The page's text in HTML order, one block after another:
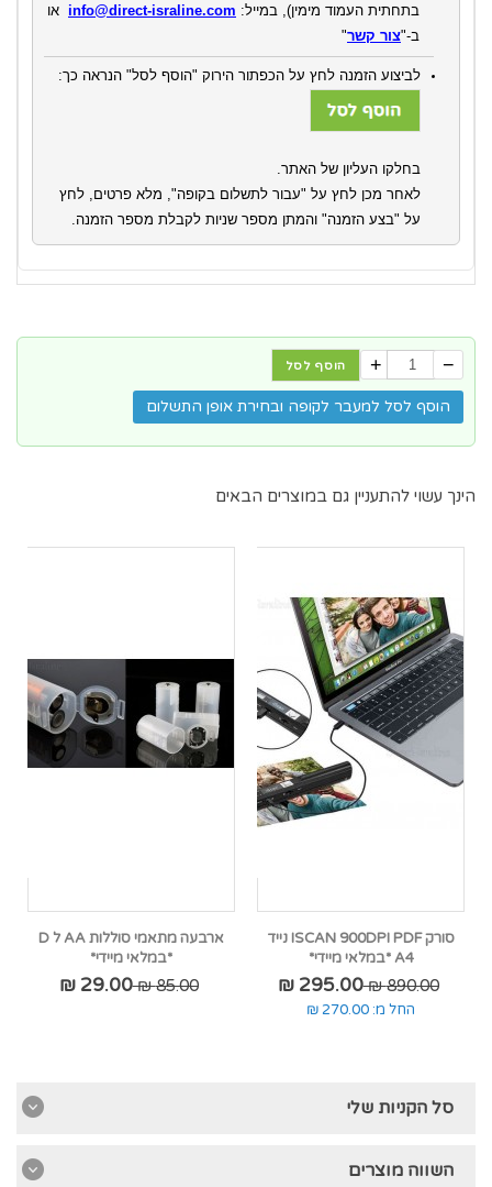
בתחתית העמוד מימין) במייל: info@direct-israline.com או
ב-"צור קשר"
לביצוע הזמנה לחץ על הכפתור הירוק "הוסף לסל" הנראה כך:
בחלקו העליון של האתר.
לאחר מכן לחץ על "עבור לתשלום בקופה", מלא פרטים, לחץ
על "בצע הזמנה" והמתן מספר שניות לקבלת מספר הזמנה.
הוסף לסל + −
הוסף לסל למעבר לקופה ובחירת אופן התשלום
הינך עשוי להתעניין גם במוצרים הבאים
סורק ISCAN 900DPI PDF נייד
A4 *במלאי מיידי*
890.00 ₪
295.00 ₪
החל מ: 270.00 ₪
ארבעה מתאמי סוללות AA ל D
*במלאי מיידי*
85.00 ₪
29.00 ₪
סל הקניות שלי
השווה מוצרים